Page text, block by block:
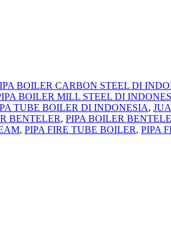
BOILER CARBON STEEL DI
BOILER MILL STEEL DI
TUBE BOILER DI INDONESIA,
BENTELER, PIPA BOILER
, PIPA FIRE TUBE BOILER, PIPA